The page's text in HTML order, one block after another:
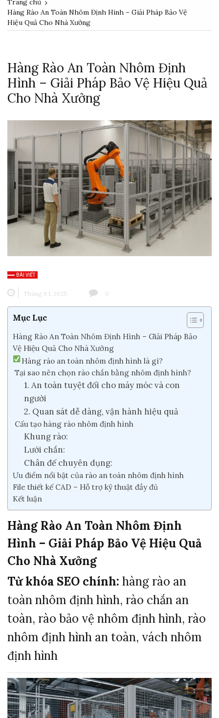
Hàng Rào An Toàn Nhôm Định Hình – Giải Pháp Bảo Vệ
Hiệu Quả Cho Nhà Xưởng
Hàng Rào An Toàn Nhôm Định
Hình – Giải Pháp Bảo Vệ Hiệu Quả
Cho Nhà Xưởng
BÀI VIẾT
Tháng 8 1, 2025 0
Mục Lục
Hàng Rào An Toàn Nhôm Định Hình – Giải Pháp Bảo
Vệ Hiệu Quả Cho Nhà Xưởng
Hàng rào an toàn nhôm định hình là gì?
️ Tại sao nên chọn rào chắn bằng nhôm định hình?
1. An toàn tuyệt đối cho máy móc và con
người
2. Quan sát dễ dàng, vận hành hiệu quả
️ Cấu tạo hàng rào nhôm định hình
Khung rào:
Lưới chắn:
Chân đế chuyên dụng:
Ưu điểm nổi bật của rào an toàn nhôm định hình
File thiết kế CAD – Hỗ trợ kỹ thuật đầy đủ
Kết luận
Hàng Rào An Toàn Nhôm Định
Hình – Giải Pháp Bảo Vệ Hiệu Quả
Cho Nhà Xưởng
Từ khóa SEO chính: hàng rào an
toàn nhôm định hình, rào chắn an
toàn, rào bảo vệ nhôm định hình, rào
nhôm định hình an toàn, vách nhôm
định hình